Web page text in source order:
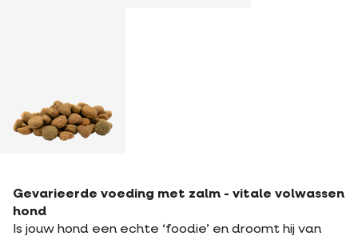
Gevarieerde voeding met zalm - vitale volwassen
hond
Is jouw hond een echte ‘foodie’ en droomt hij van